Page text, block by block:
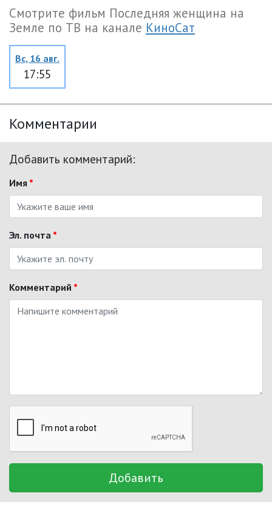
Смотрите фильм Последняя женщина на
Земле по ТВ на канале КиноСат
Вс, 16 авг.
17:55
Комментарии
Добавить комментарий:
Имя *
Эл. почта *
Комментарий *
Добавить